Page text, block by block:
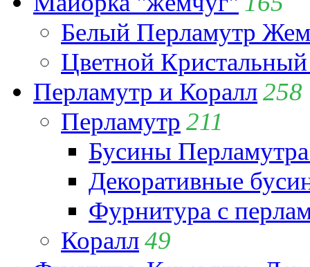
Белый Перламутр
Цветной
Перламутр и Коралл258
Перламутр 211
Бусины
Декоративные
Фурнитура с
Коралл49